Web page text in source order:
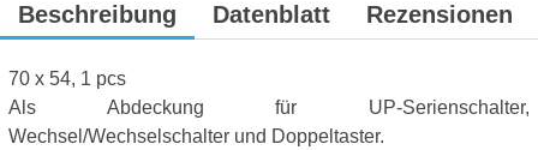
Beschreibung Datenblatt Rezensionen
70 x 54, 1 pcs
Als Abdeckung für UP-Serienschalter,
Wechsel/Wechselschalter und Doppeltaster.